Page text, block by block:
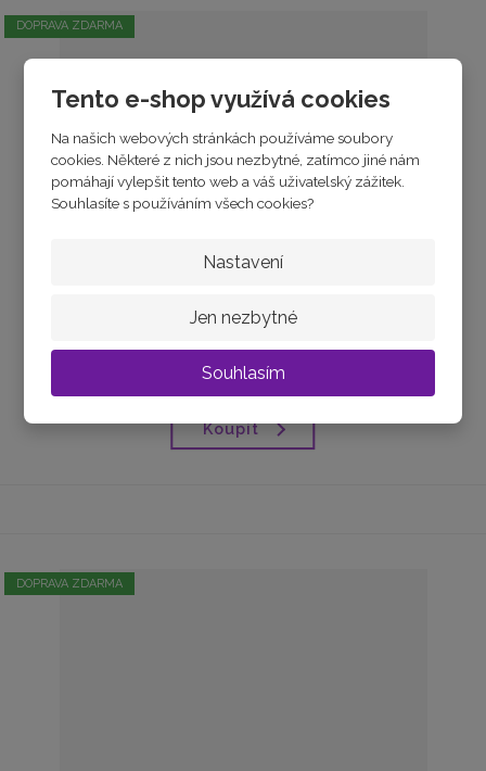
Tento e-shop využívá cookies
Na našich webových stránkách používáme soubory
cookies. Některé z nich jsou nezbytné, zatímco jiné nám
pomáhají vylepšit tento web a váš uživatelský zážitek.
Souhlasíte s používáním všech cookies?
Nastavení
Jen nezbytné
Souhlasím
DOPRAVA ZDARMA
POUKAZ 5000
5 000 Kč
Koupit
DOPRAVA ZDARMA